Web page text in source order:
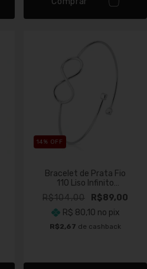
14% OFF
Bracelet de Prata Fio
110 Liso Infinito
Cravejado
R$104,00
R$89,00
R$ 80,10 no pix
R$2,67 de cashback